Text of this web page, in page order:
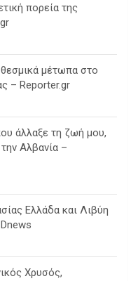
πορεία της
μέτωπα στο
– Reporter.gr
άλλαξε τη ζωή μου,
Αλβανία –
Ελλάδα και Λιβύη
Χρυσός,